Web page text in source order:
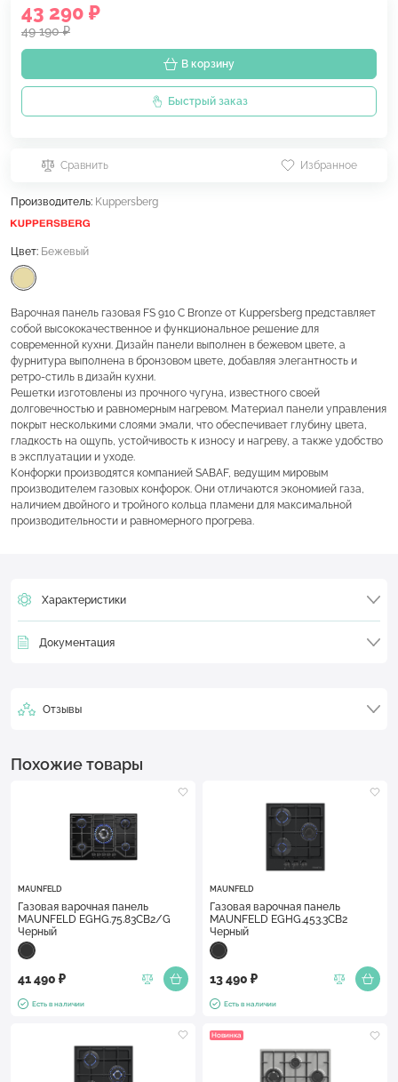
43 290 ₽
49 190 ₽
В корзину
Быстрый заказ
Сравнить Избранное
Производитель: Kuppersberg
Цвет: Бежевый
Варочная панель газовая FS 910 C Bronze от Kuppersberg представляет
собой высококачественное и функциональное решение для
современной кухни. Дизайн панели выполнен в бежевом цвете, а
фурнитура выполнена в бронзовом цвете, добавляя элегантность и
ретро-стиль в дизайн кухни.
Решетки изготовлены из прочного чугуна, известного своей
долговечностью и равномерным нагревом. Материал панели управления
покрыт несколькими слоями эмали, что обеспечивает глубину цвета,
гладкость на ощупь, устойчивость к износу и нагреву, а также удобство
в эксплуатации и уходе.
Конфорки производятся компанией SABAF, ведущим мировым
производителем газовых конфорок. Они отличаются экономией газа,
наличием двойного и тройного кольца пламени для максимальной
производительности и равномерного прогрева.
Характеристики
Документация
Отзывы
Похожие товары
MAUNFELD
Газовая варочная панель
MAUNFELD EGHG.75.83CB2/G
Черный
41 490 ₽
Есть в наличии
MAUNFELD
Газовая варочная панель
MAUNFELD EGHG.453.3CB2
Черный
13 490 ₽
Есть в наличии
Новинка